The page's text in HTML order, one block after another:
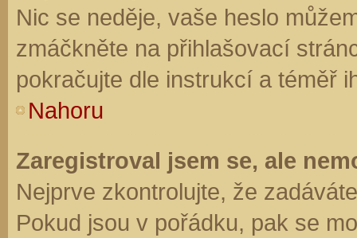
Nic se neděje, vaše heslo
zmáčkněte na přihlašovací
pokračujte dle instrukcí a téměř
Nahoru
Zaregistroval jsem se, ale
Nejprve zkontrolujte, že
Pokud jsou v pořádku, pak se